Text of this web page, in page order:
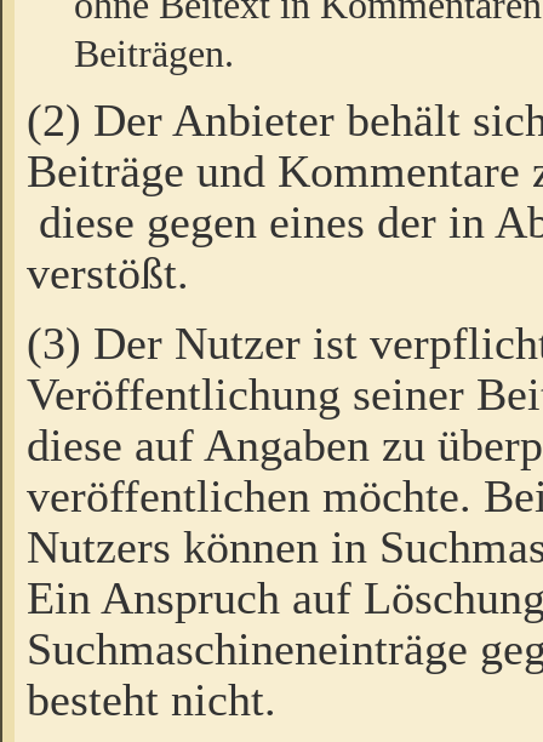
Beiträgen.
(2) Der Anbieter behält
Beiträge und Kommentare
diese gegen eines der in
verstößt.
(3) Der Nutzer ist
Veröffentlichung seiner
diese auf Angaben zu
veröffentlichen möchte.
Nutzers können in
Ein Anspruch auf
Suchmaschineneinträge
besteht nicht.